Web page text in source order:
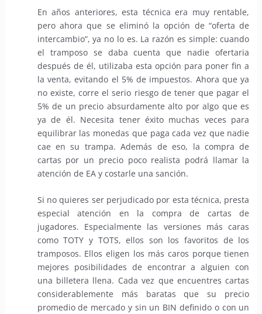
En años anteriores, esta técnica era muy rentable,
pero ahora que se eliminó la opción de “oferta de
intercambio”, ya no lo es. La razón es simple: cuando
el tramposo se daba cuenta que nadie ofertaria
después de él, utilizaba esta opción para poner fin a
la venta, evitando el 5% de impuestos. Ahora que ya
no existe, corre el serio riesgo de tener que pagar el
5% de un precio absurdamente alto por algo que es
ya de él. Necesita tener éxito muchas veces para
equilibrar las monedas que paga cada vez que nadie
cae en su trampa. Además de eso, la compra de
cartas por un precio poco realista podrá llamar la
atención de EA y costarle una sanción.
Si no quieres ser perjudicado por esta técnica, presta
especial atención en la compra de cartas de
jugadores. Especialmente las versiones más caras
como TOTY y TOTS, ellos son los favoritos de los
tramposos. Ellos eligen los más caros porque tienen
mejores posibilidades de encontrar a alguien con
una billetera llena. Cada vez que encuentres cartas
considerablemente más baratas que su precio
promedio de mercado y sin un BIN definido o con un